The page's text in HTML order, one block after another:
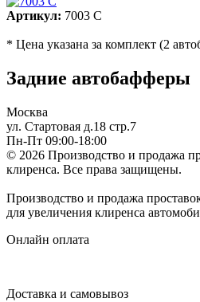
Артикул: 7003 C
* Цена указана за комплект (2
Задние автобафферы
Москва
ул. Стартовая д.18 стр.7
Пн-Пт 09:00-18:00
© 2026 Производство и продажа
клиренса. Все права защищены.
Производство и продажа
для увеличения клиренса
Онлайн оплата
Доставка и самовывоз